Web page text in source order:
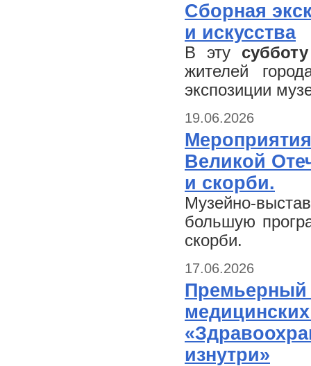
Сборная
и искусства
В эту
жителей
экспозиции
19.06.2026
Великой
и скорби.
Музейно-
большую
скорби.
17.06.2026
Премьерный
изнутри»